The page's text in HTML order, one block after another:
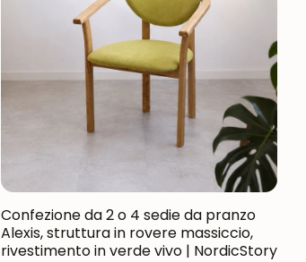
Confezione da 2 o 4 sedie da pranzo
Alexis, struttura in rovere massiccio,
rivestimento in verde vivo | NordicStory